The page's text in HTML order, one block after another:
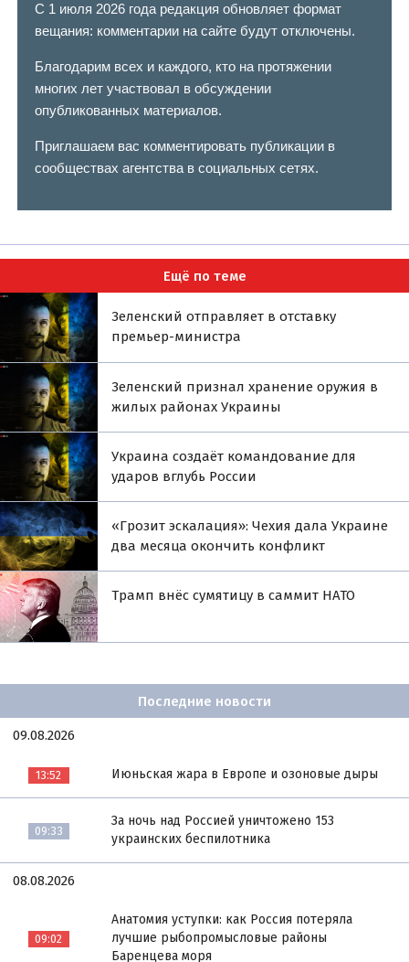
С 1 июля 2026 года редакция обновляет формат
вещания: комментарии на сайте будут отключены.
Благодарим всех и каждого, кто на протяжении
многих лет участвовал в обсуждении
опубликованных материалов.
Приглашаем вас комментировать публикации в
сообществах агентства в социальных сетях.
Ещё по теме
Зеленский отправляет в отставку
премьер-министра
Зеленский признал хранение оружия в
жилых районах Украины
Украина создаёт командование для
ударов вглубь России
«Грозит эскалация»: Чехия дала Украине
два месяца окончить конфликт
Трамп внёс сумятицу в саммит НАТО
Последние новости
09.08.2026
13:52 Июньская жара в Европе и озоновые дыры
09:33
За ночь над Россией уничтожено 153
украинских беспилотника
08.08.2026
09:02
Анатомия уступки: как Россия потеряла
лучшие рыбопромысловые районы
Баренцева моря